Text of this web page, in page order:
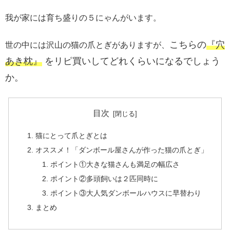
我が家には育ち盛りの５にゃんがいます。
世の中には沢山の猫の爪とぎがありますが、 こちらの『穴
あき枕』 をリピ買いしてどれくらいになるでしょう
か。
目次
猫にとって爪とぎとは
オススメ！「ダンボール屋さんが作った猫の爪とぎ」
ポイント①大きな猫さんも満足の幅広さ
ポイント②多頭飼いは２匹同時に
ポイント③大人気ダンボールハウスに早替わり
まとめ